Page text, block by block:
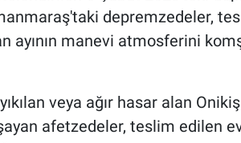
depremzedeler,
ayının manevi atmosferini
veya ağır hasar alan
afetzedeler, teslim edilen